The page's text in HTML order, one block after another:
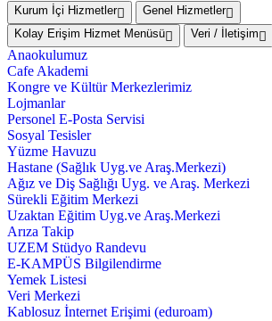
Kurum İçi Hizmetler
Genel Hizmetler
Kolay Erişim Hizmet Menüsü
Veri / İletişim
Anaokulumuz
Cafe Akademi
Kongre ve Kültür Merkezlerimiz
Lojmanlar
Personel E-Posta Servisi
Sosyal Tesisler
Yüzme Havuzu
Hastane (Sağlık Uyg.ve Araş.Merkezi)
Ağız ve Diş Sağlığı Uyg. ve Araş. Merkezi
Sürekli Eğitim Merkezi
Uzaktan Eğitim Uyg.ve Araş.Merkezi
Arıza Takip
UZEM Stüdyo Randevu
E-KAMPÜS Bilgilendirme
Yemek Listesi
Veri Merkezi
Kablosuz İnternet Erişimi (eduroam)